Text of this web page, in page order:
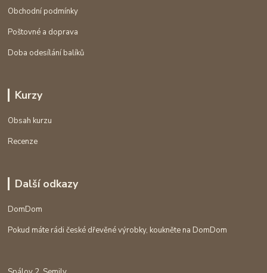
Obchodní podmínky
Poštovné a doprava
Doba odesílání balíků
Kurzy
Obsah kurzu
Recenze
Další odkazy
DomDom
Pokud máte rádi české dřevěné výrobky, koukněte na DomDom